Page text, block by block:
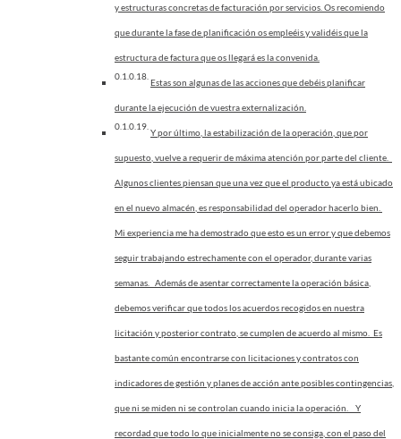
y estructuras concretas de facturación por servicios. Os recomiendo
que durante la fase de planificación os empleéis y validéis que la
estructura de factura que os llegará es la convenida.
Estas son algunas de las acciones que debéis planificar
durante la ejecución de vuestra externalización.
Y por último, la estabilización de la operación, que por
supuesto, vuelve a requerir de máxima atención por parte del cliente.
Algunos clientes piensan que una vez que el producto ya está ubicado
en el nuevo almacén, es responsabilidad del operador hacerlo bien.
Mi experiencia me ha demostrado que esto es un error y que debemos
seguir trabajando estrechamente con el operador, durante varias
semanas. Además de asentar correctamente la operación básica,
debemos verificar que todos los acuerdos recogidos en nuestra
licitación y posterior contrato, se cumplen de acuerdo al mismo. Es
bastante común encontrarse con licitaciones y contratos con
indicadores de gestión y planes de acción ante posibles contingencias,
que ni se miden ni se controlan cuando inicia la operación. Y
recordad que todo lo que inicialmente no se consiga, con el paso del